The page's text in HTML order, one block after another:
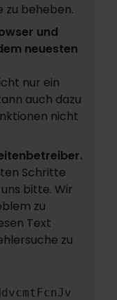
beheben.
und
neuesten
nur ein
auch dazu
nicht
Schritte
bitte. Wir
zu
Text
zu